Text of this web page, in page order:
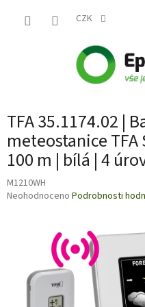
CZK
TFA 35.1174.02 |
meteostanice TFA
100 m | bílá | 4
M1210WH
Průměrné
hvězdiček.
Neohodnoceno Podrobnosti